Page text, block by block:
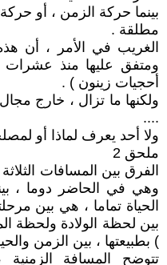
بينما حركة الزمن ، أو
مطلقة .
الغريب في الأمر ، أن
ومتفق عليها منذ
أحجيات زينون ) .
ولكنها ما تزال ، خارج
....
ولا أحد يعرف لماذا أو
ملحق 2
الفرق بين المسافات
وهي في الحاضر دوما ،
الحياة تماما ، هي بين
بين لحظة الولادة
) بطبيعتها ، بين الزمن
تتوضح المسافة